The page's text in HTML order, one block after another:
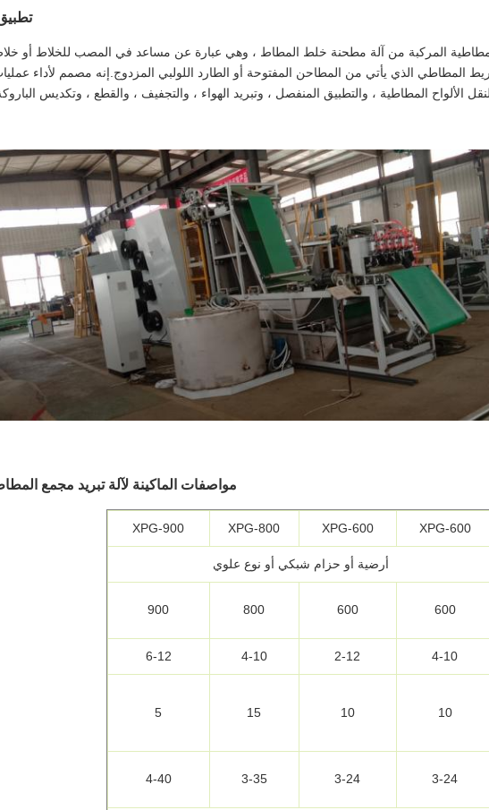
المركبة من آلة مطحنة خلط المطاط ، وهي عبارة عن مساعد في المصب للخلاط أو
المطاطي الذي يأتي من المطاحن المفتوحة أو الطارد اللولبي المزدوج.إنه مصمم لأداء
الألواح المطاطية ، والتطبيق المنفصل ، وتبريد الهواء ، والتجفيف ، والقطع ، وتكديس
مواصفات الماكينة لآلة تبريد مجمع
XPG-600
XPG-600
XPG-800
XPG-900
أرضية أو حزام شبكي أو نوع علوي
600
600
800
900
4-10
2-12
4-10
6-12
10
10
15
5
3-24
3-24
3-35
4-40